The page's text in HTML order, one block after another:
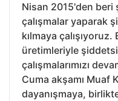
Nisan 2015'den beri
çalışmalar yaparak
kılmaya
üretimleriyle
çalışmalarımızı
Cuma akşamı Muaf
dayanışmaya,